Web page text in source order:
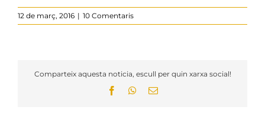
12 de març, 2016 | 10 Comentaris
Comparteix aquesta noticia, escull per quin xarxa social!
FacebookWhatsApp
Email: